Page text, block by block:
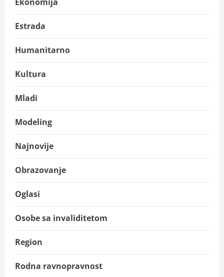
Estrada
Humanitarno
Kultura
Mladi
Modeling
Najnovije
Obrazovanje
Oglasi
Osobe sa invaliditetom
Region
Rodna ravnopravnost